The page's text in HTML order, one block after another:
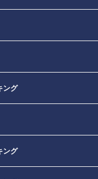
ング
ング